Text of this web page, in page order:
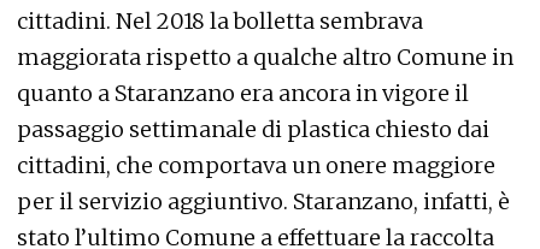
cittadini. Nel 2018 la bolletta sembrava
maggiorata rispetto a qualche altro Comune in
quanto a Staranzano era ancora in vigore il
passaggio settimanale di plastica chiesto dai
cittadini, che comportava un onere maggiore
per il servizio aggiuntivo. Staranzano, infatti, è
stato l’ultimo Comune a effettuare la raccolta